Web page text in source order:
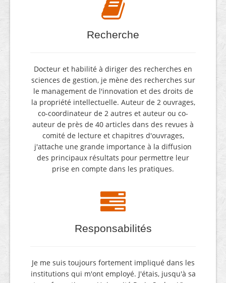
Recherche
Docteur et habilité à diriger des recherches en
sciences de gestion, je mène des recherches sur
le management de l'innovation et des droits de
la propriété intellectuelle. Auteur de 2 ouvrages,
co-coordinateur de 2 autres et auteur ou co-
auteur de près de 40 articles dans des revues à
comité de lecture et chapitres d'ouvrages,
j'attache une grande importance à la diffusion
des principaux résultats pour permettre leur
prise en compte dans les pratiques.
Responsabilités
Je me suis toujours fortement impliqué dans les
institutions qui m'ont employé. J'étais, jusqu'à sa